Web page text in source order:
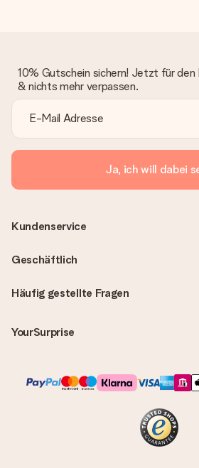
10% Gutschein sichern! Jetzt für
& nichts mehr verpassen.
Ja, ich will dabei
Häufig gestellte Fragen
YourSurprise
Kundenservice
Geschäftlich